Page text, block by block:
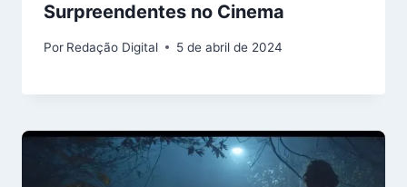
Surpreendentes no Cinema
Por Redação Digital 5 de abril de 2024